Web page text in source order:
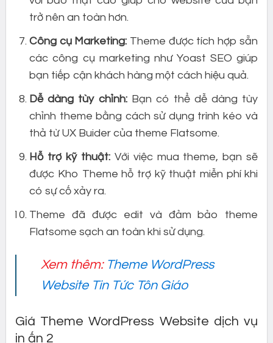
trở nên an toàn hơn.
Công cụ Marketing: Theme được tích hợp sẵn
các công cụ marketing như Yoast SEO giúp
bạn tiếp cận khách hàng một cách hiệu quả.
Dễ dàng tùy chỉnh:Bạn có thể dễ dàng tùy
chỉnh theme bằng cách sử dụng trình kéo và
thả từ UX Buider của theme Flatsome.
Hỗ trợ kỹ thuật:Với việc mua theme, bạn sẽ
được Kho Theme hỗ trợ kỹ thuật miễn phí khi
có sự cố xảy ra.
Theme đã được edit và đảm bảo theme
Flatsome sạch an toàn khi sử dụng.
Xem thêm: Theme WordPress
Website Tin Tức Tôn Giáo
Giá Theme WordPress Website dịch vụ
in ấn 2